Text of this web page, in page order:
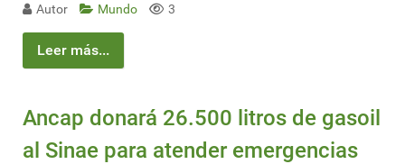
Autor Mundo 3
Leer más...
Ancap donará 26.500 litros de gasoil
al Sinae para atender emergencias